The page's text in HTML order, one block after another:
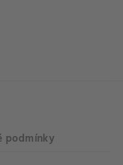
podmínky